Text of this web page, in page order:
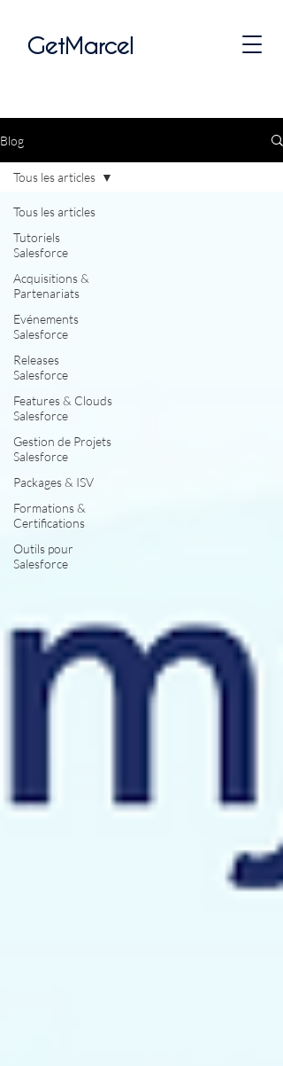
GetMarcel
Blog
Tous les articles
Tutoriels
Salesforce
Acquisitions &
Partenariats
Evénements
Salesforce
Releases
Salesforce
Features & Clouds
Salesforce
Gestion de Projets
Salesforce
Packages & ISV
Formations &
Certifications
Outils pour
Salesforce
Tous les articles